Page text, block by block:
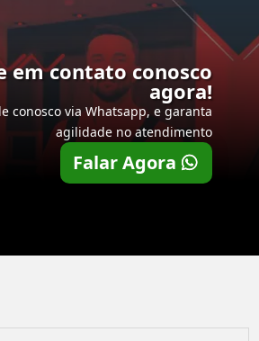
em contato conosco
agora!
conosco via Whatsapp, e garanta
agilidade no atendimento
Falar Agora